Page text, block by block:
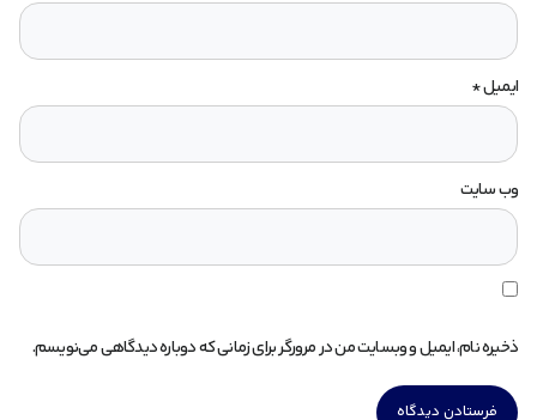
ایمیل*
وب‌ سایت
ذخیره نام، ایمیل و وبسایت من در مرورگر برای زمانی که دوباره دیدگاهی می‌نویسم.